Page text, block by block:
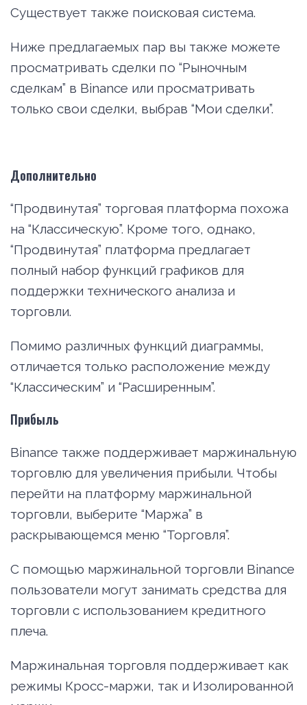
Существует также поисковая система.
Ниже предлагаемых пар вы также можете
просматривать сделки по “Рыночным
сделкам” в Binance или просматривать
только свои сделки, выбрав “Мои сделки”.
Дополнительно
“Продвинутая” торговая платформа похожа
на “Классическую”. Кроме того, однако,
“Продвинутая” платформа предлагает
полный набор функций графиков для
поддержки технического анализа и
торговли.
Помимо различных функций диаграммы,
отличается только расположение между
“Классическим” и “Расширенным”.
Прибыль
Binance также поддерживает маржинальную
торговлю для увеличения прибыли. Чтобы
перейти на платформу маржинальной
торговли, выберите “Маржа” в
раскрывающемся меню “Торговля”.
С помощью маржинальной торговли Binance
пользователи могут занимать средства для
торговли с использованием кредитного
плеча.
Маржинальная торговля поддерживает как
режимы Кросс-маржи, так и Изолированной